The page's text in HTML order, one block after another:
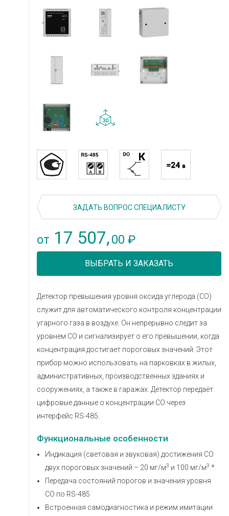
ЗАДАТЬ ВОПРОС СПЕЦИАЛИСТУ
от 17 507, 00 ₽
ВЫБРАТЬ И ЗАКАЗАТЬ
Детектор превышения уровня оксида углерода (СО)
служит для автоматического контроля концентрации
угарного газа в воздухе. Он непрерывно следит за
уровнем СО и сигнализирует о его превышении, когда
концентрация достигает пороговых значений. Этот
прибор можно использовать на парковках в жилых,
административных, производственных зданиях и
сооружениях, а также в гаражах. Детектор передаёт
цифровые данные о концентрации СО через
интерфейс RS-485.
Функциональные особенности
Индикация (световая и звуковая) достижения СО
двух пороговых значений – 20 мг/м3 и 100 мг/м3 .*
Передача состояний порогов и значения уровня
СО по RS-485
Встроенная самодиагностика и режим имитации